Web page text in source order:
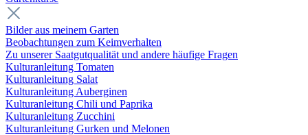
Bilder aus meinem Garten
Beobachtungen zum Keimverhalten
Zu unserer Saatgutqualität und andere häufige Fragen
Kulturanleitung Tomaten
Kulturanleitung Salat
Kulturanleitung Auberginen
Kulturanleitung Chili und Paprika
Kulturanleitung Zucchini
Kulturanleitung Gurken und Melonen